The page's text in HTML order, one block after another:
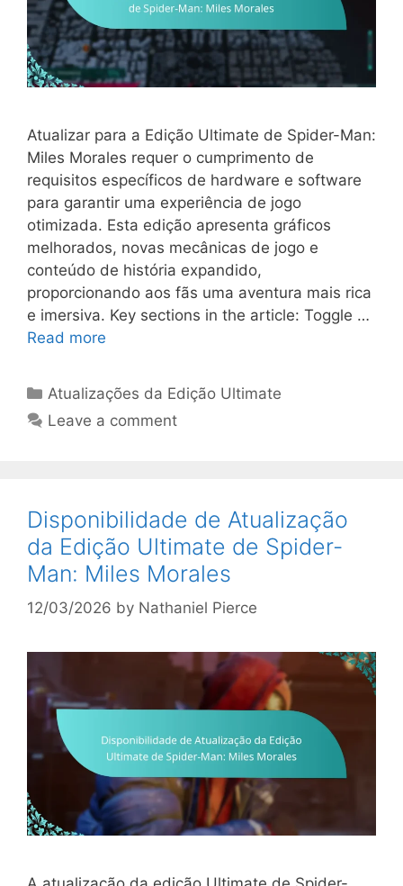
Atualizar para a Edição Ultimate de Spider-Man:
Miles Morales requer o cumprimento de
requisitos específicos de hardware e software
para garantir uma experiência de jogo
otimizada. Esta edição apresenta gráficos
melhorados, novas mecânicas de jogo e
conteúdo de história expandido,
proporcionando aos fãs uma aventura mais rica
e imersiva. Key sections in the article: Toggle …
Read more
Categories
Atualizações da Edição Ultimate
Leave a comment
Disponibilidade de Atualização
da Edição Ultimate de Spider-
Man: Miles Morales
12/03/2026 by Nathaniel Pierce